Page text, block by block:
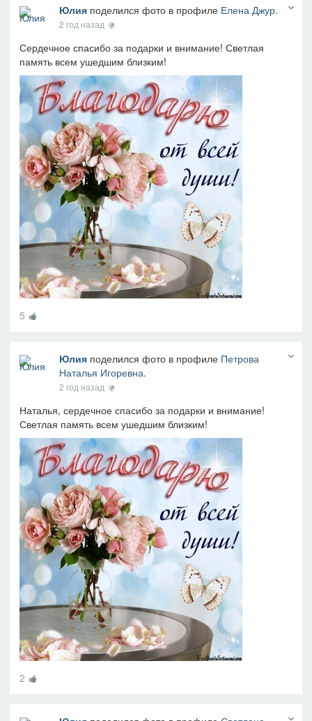
Юлияподелился фото в профиле Елена Джур.
2 год назад
Сердечное спасибо за подарки и внимание! Светлая
память всем ушедшим близким!
5
Юлияподелился фото в профиле Петрова
Наталья Игоревна.
2 год назад
Наталья, сердечное спасибо за подарки и внимание!
Светлая память всем ушедшим близким!
2